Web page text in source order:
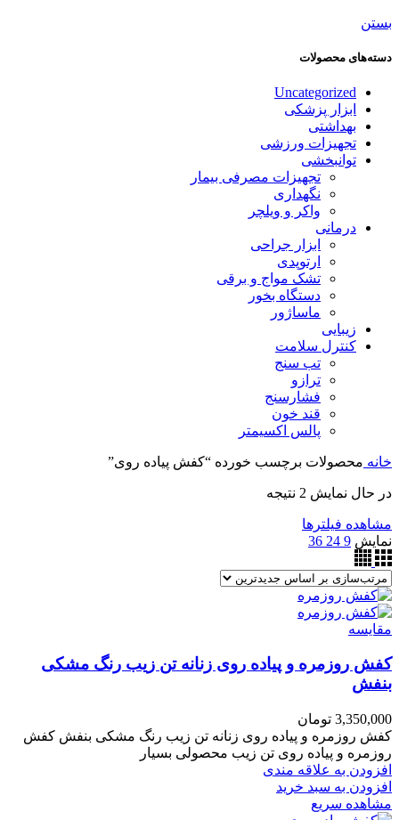
بستن
دسته‌های محصولات
Uncategorized
ابزار پزشکی
بهداشتی
تجهیزات ورزشی
توانبخشی
تجهیزات مصرفی بیمار
نگهداری
واکر و ویلچر
درمانی
ابزار جراحی
ارتوپدی
تشک مواج و برقی
دستگاه بخور
ماساژور
زیبایی
کنترل سلامت
تب سنج
ترازو
فشارسنج
قند خون
پالس اکسیمتر
خانه محصولات برچسب خورده “کفش پیاده روی”
در حال نمایش 2 نتیجه
مشاهده فیلترها
نمایش 9
24
36
مقایسه
کفش روزمره و پیاده روی زنانه تن زیب رنگ مشکی
بنفش
3,350,000 تومان
کفش روزمره و پیاده روی زنانه تن زیب رنگ مشکی بنفش کفش
روزمره و پیاده روی تن زیب محصولی بسیار
افزودن به علاقه مندی
افزودن به سبد خرید
مشاهده سریع